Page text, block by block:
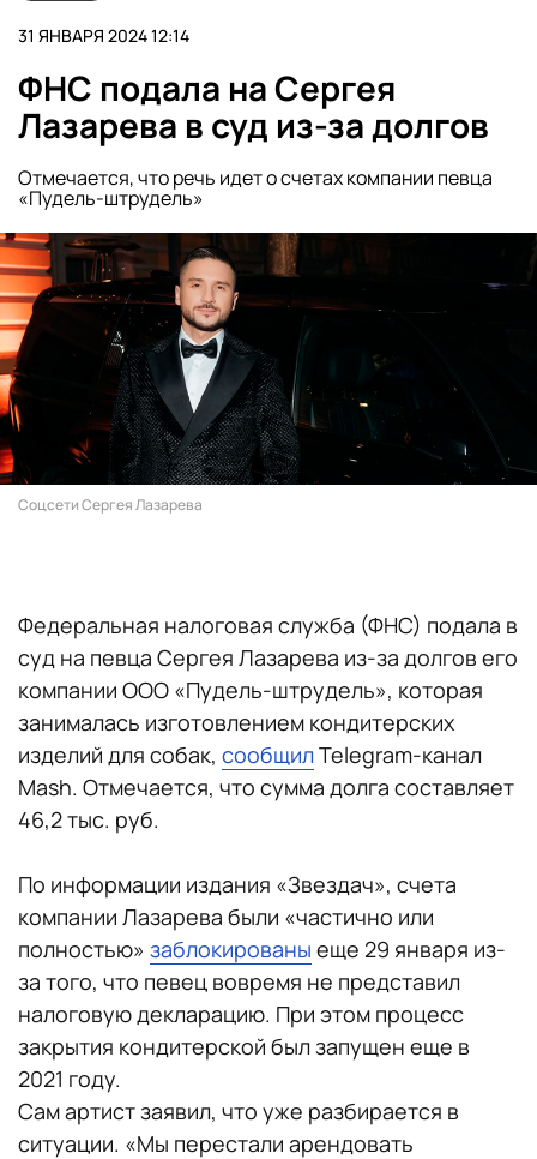
31 ЯНВАРЯ 2024 12:14
ФНС подала на Сергея
Лазарева в суд из-за долгов
Отмечается, что речь идет о счетах компании певца
«Пудель-штрудель»
Соцсети Сергея Лазарева
Федеральная налоговая служба (ФНС) подала в
суд на певца Сергея Лазарева из-за долгов его
компании ООО «Пудель-штрудель», которая
занималась изготовлением кондитерских
изделий для собак, сообщилTelegram-канал
Mash. Отмечается, что сумма долга составляет
46,2 тыс. руб.
По информации издания «Звездач», счета
компании Лазарева были «частично или
полностью» заблокированы еще 29 января из-
за того, что певец вовремя не представил
налоговую декларацию. При этом процесс
закрытия кондитерской был запущен еще в
2021 году.
Сам артист заявил, что уже разбирается в
ситуации. «Мы перестали арендовать